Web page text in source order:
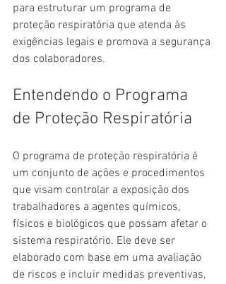
para estruturar um programa de
proteção respiratória que atenda às
exigências legais e promova a segurança
dos colaboradores.
Entendendo o Programa
de Proteção Respiratória
O programa de proteção respiratória é
um conjunto de ações e procedimentos
que visam controlar a exposição dos
trabalhadores a agentes químicos,
físicos e biológicos que possam afetar o
sistema respiratório. Ele deve ser
elaborado com base em uma avaliação
de riscos e incluir medidas preventivas,